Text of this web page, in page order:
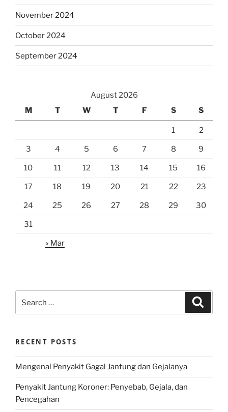
November 2024
October 2024
September 2024
August 2026
M
T W T F S S
1 2
3 4 5 6 7 8 9
10 11 12 13 14 15 16
17 18 19 20 21 22 23
24 25 26 27 28 29 30
31
« Mar
for:
RECENT POSTS
Mengenal Penyakit Gagal Jantung dan Gejalanya
Penyakit Jantung Koroner: Penyebab, Gejala, dan
Pencegahan